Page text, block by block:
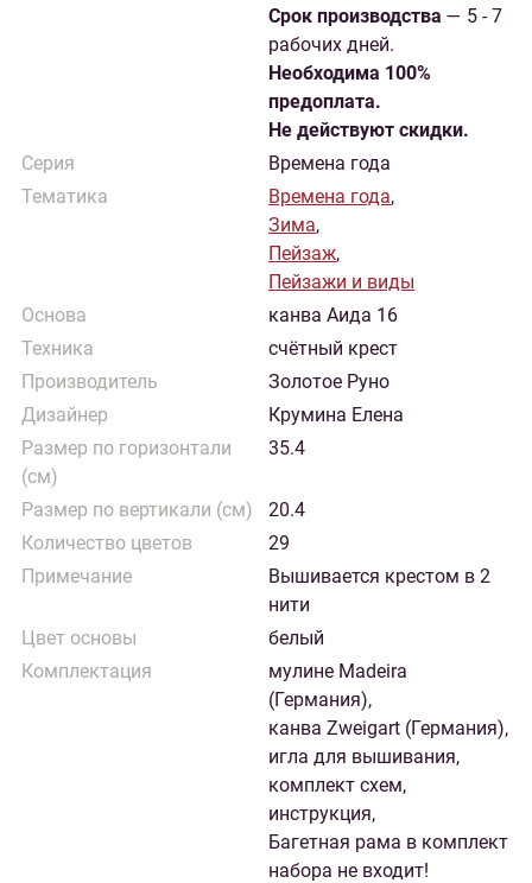
Cрок производства — 5 - 7
рабочих дней.
Необходима 100%
предоплата.
Не действуют скидки.
Серия
Времена года
Тематика
Времена года,
Зима,
Пейзаж,
Пейзажи и виды
Основа
канва Аида 16
Техника
счётный крест
Производитель
Золотое Руно
Дизайнер
Крумина Елена
Размер по горизонтали
(см)
35.4
Размер по вертикали (см)
20.4
Количество цветов
29
Примечание
Вышивается крестом в 2
нити
Цвет основы
белый
Комплектация
мулине Madeira
(Германия),
канва Zweigart (Германия),
игла для вышивания,
комплект схем,
инструкция,
Багетная рама в комплект
набора не входит!